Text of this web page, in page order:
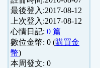
最後登入:2017-08-12
上次登入:2017-08-12
心情日記: 0 篇
數位金幣: 0 (購買金
幣)
本周發文: 0